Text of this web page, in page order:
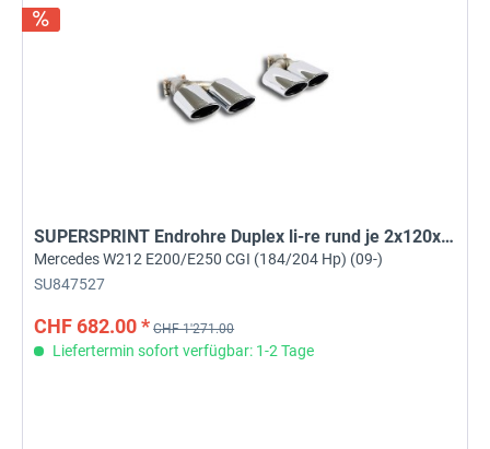
SUPERSPRINT Endrohre Duplex li-re rund je 2x120x80
Mercedes W212 E200/E250 CGI (184/204 Hp) (09-)
SU847527
CHF 682.00 * CHF 1'271.00
Liefertermin sofort verfügbar: 1-2 Tage